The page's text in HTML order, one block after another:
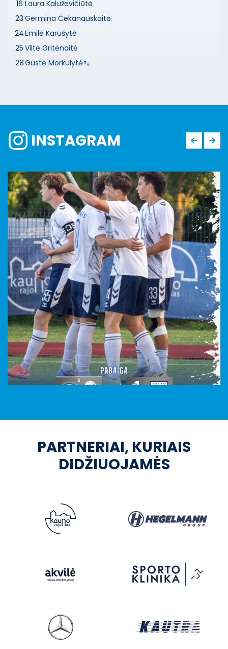
16 Laura Kaluževičiūtė
23 Germina Čekanauskaitė
24Emilė Karušytė
25 Viltė Gritėnaitė
28Gustė Morkulytė
INSTAGRAM
PARTNERIAI, KURIAIS
DIDŽIUOJAMĖS